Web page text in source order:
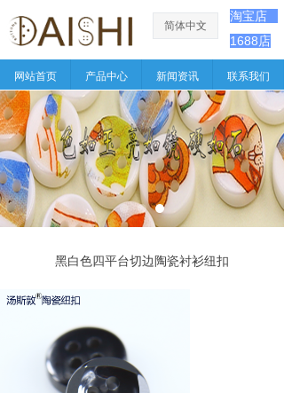
网站首页 产品中心 新闻资讯 联系我们
ꀅ
简体中文
淘宝店
1688店
黑白色四平台切边陶瓷衬衫纽扣